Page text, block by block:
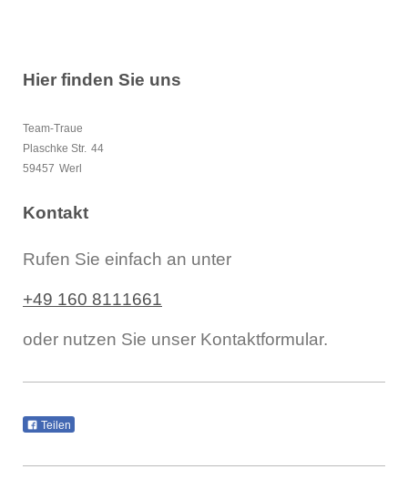
Hier finden Sie uns
Team-Traue
Plaschke Str. 44
59457 Werl
Kontakt
Rufen Sie einfach an unter
+49 160 8111661
oder nutzen Sie unser Kontaktformular.
Teilen